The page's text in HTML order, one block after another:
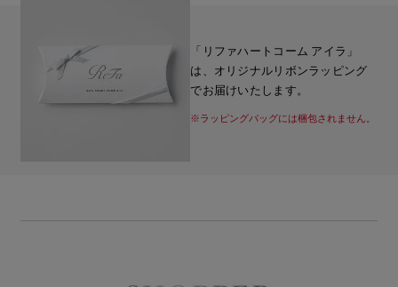
「リファハートコーム アイラ」
は、オリジナルリボンラッピング
でお届けいたします。
※ラッピングバッグには梱包されません。